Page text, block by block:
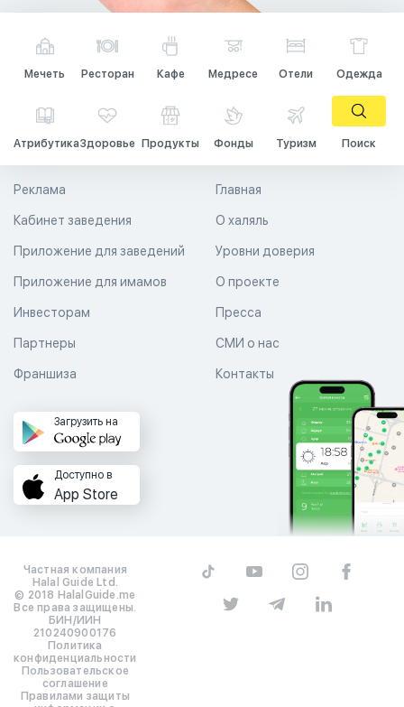
Мечеть Ресторан Кафе Медресе Отели Одежда
АтрибутикаЗдоровье Продукты Фонды Туризм Поиск
Главная
О халяль
Уровни доверия
Реклама
Кабинет заведения
Приложение для заведений
Приложение для имамов О проекте
Пресса
СМИ о нас
Контакты
Инвесторам
Партнеры
Франшиза
Загрузить на
Доступно в
App Store
Частная компания
Halal Guide Ltd.
© 2018 HalalGuide.me
Все права защищены.
БИН/ИИН
210240900176
Политика
конфиденциальности
Пользовательское
соглашение
Правилами защиты